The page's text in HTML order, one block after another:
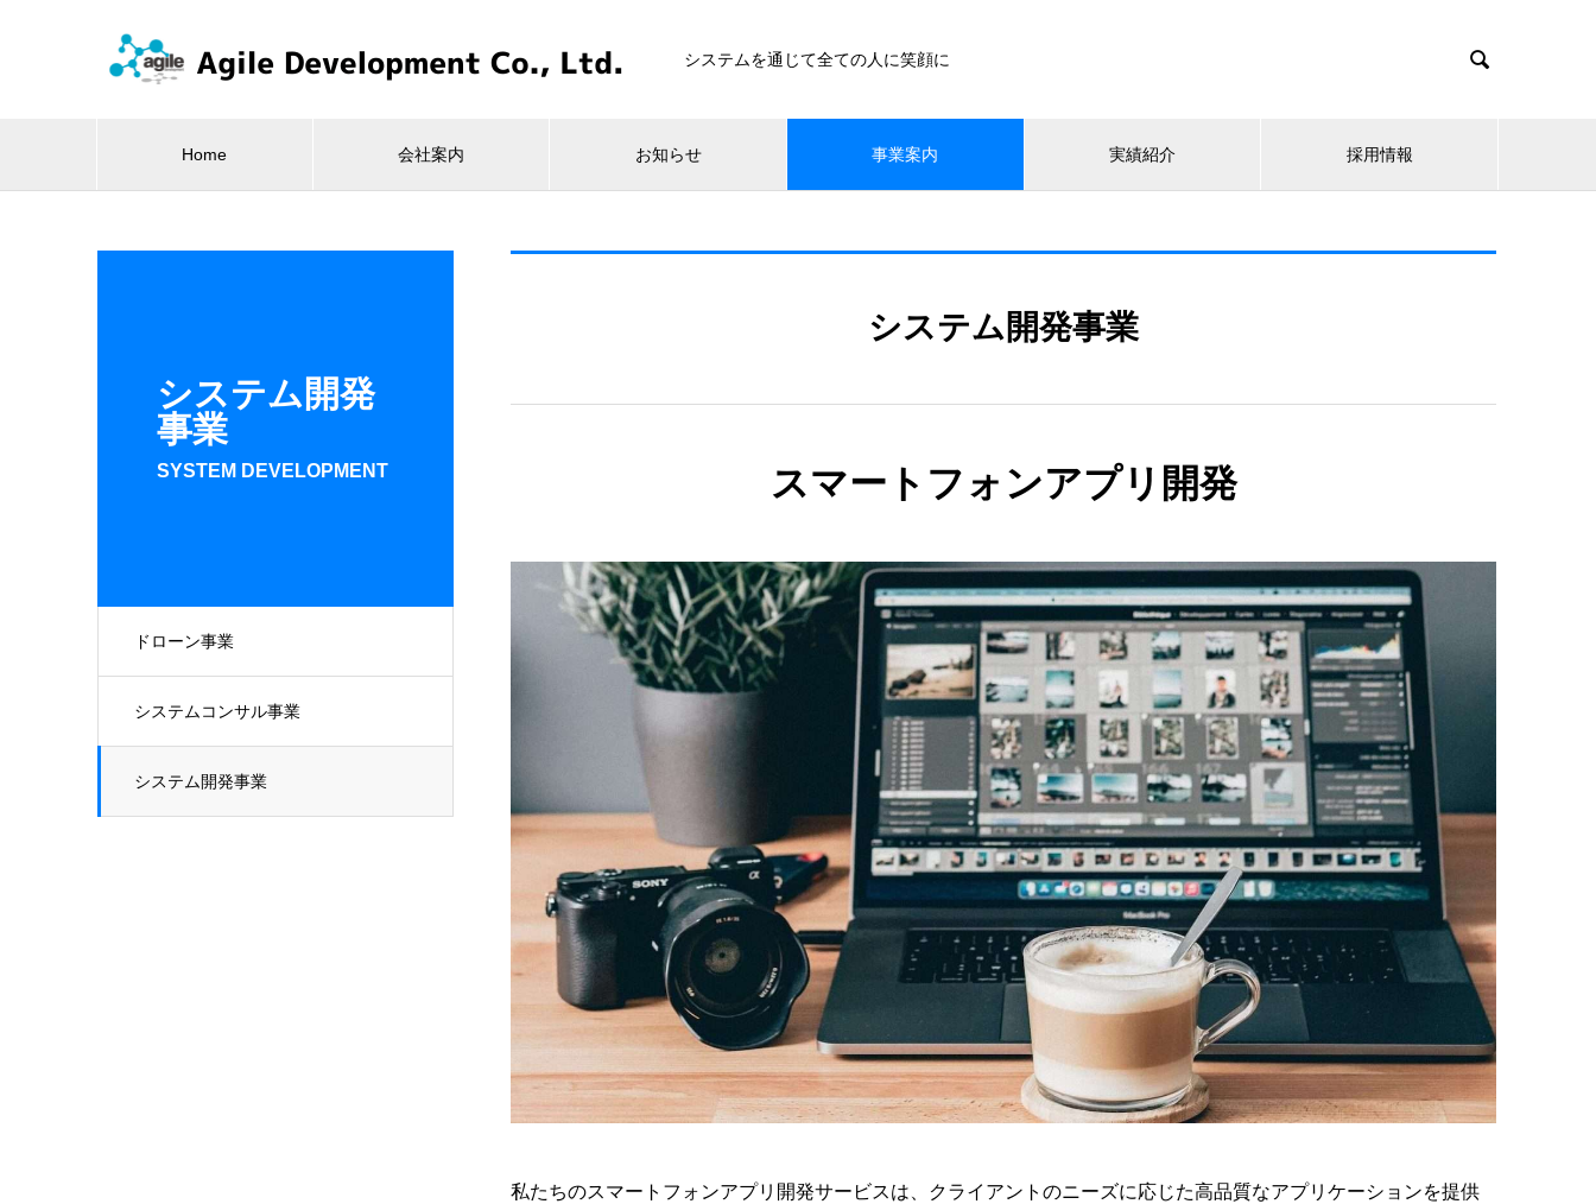
システムを通じて全ての人に笑顔に 
Home 会社案内 お知らせ 事業案内 実績紹介 採用情報
システム開発
事業
SYSTEM DEVELOPMENT
ドローン事業
システムコンサル事業
システム開発事業
システム開発事業
スマートフォンアプリ開発
私たちのスマートフォンアプリ開発サービスは、クライアントのニーズに応じた高品質なアプリケーションを提供